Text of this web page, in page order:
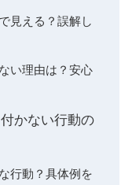
見える？誤解し
い理由は？安心
かない行動の
行動？具体例を